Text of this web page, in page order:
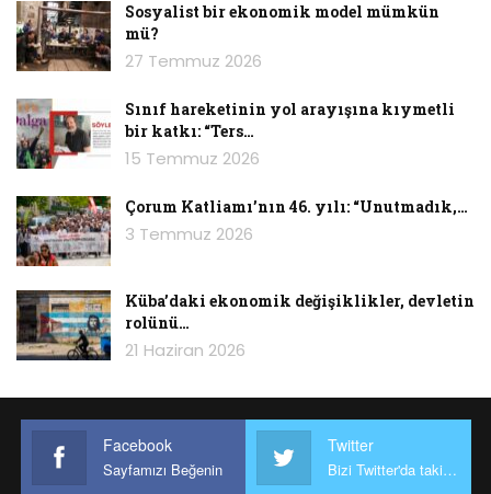
Sosyalist bir ekonomik model mümkün
mü?
27 Temmuz 2026
Sınıf hareketinin yol arayışına kıymetli
bir katkı: “Ters…
15 Temmuz 2026
Çorum Katliamı’nın 46. yılı: “Unutmadık,…
3 Temmuz 2026
Küba’daki ekonomik değişiklikler, devletin
rolünü…
21 Haziran 2026
Facebook
Sayfamızı Beğenin
Twitter
Bizi Twitter'da takip edin